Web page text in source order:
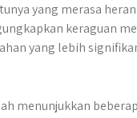
yang merasa
keraguan
yang lebih
menunjukkan